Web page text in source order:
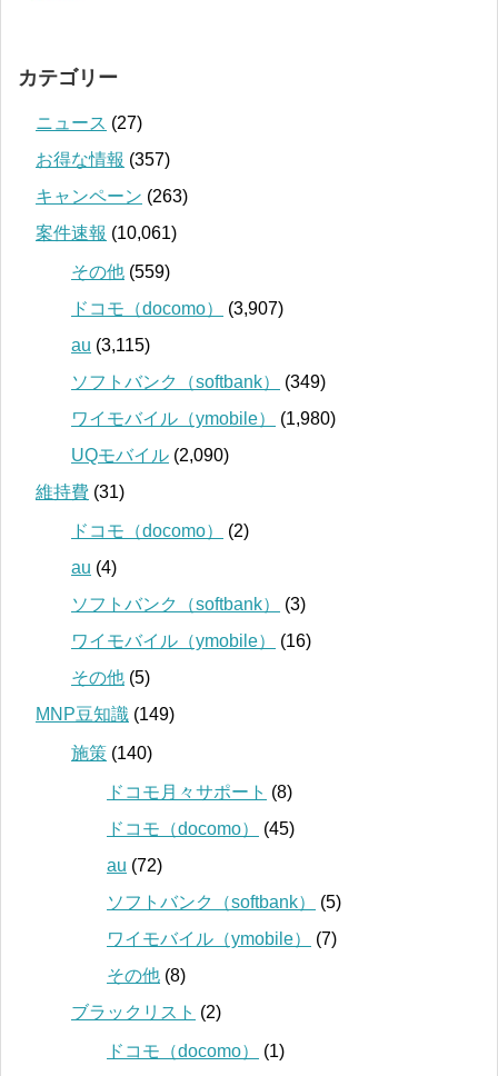
カテゴリー
ニュース (27)
お得な情報 (357)
キャンペーン (263)
案件速報 (10,061)
その他 (559)
ドコモ（docomo）
(3,907)
au (3,115)
ソフトバンク（softbank）
(349)
ワイモバイル（ymobile）
(1,980)
UQモバイル (2,090)
維持費 (31)
ドコモ（docomo）
(2)
au (4)
ソフトバンク（softbank）
(3)
ワイモバイル（ymobile）
(16)
その他 (5)
MNP豆知識 (149)
施策 (140)
ドコモ月々サポート (8)
ドコモ（docomo）
(45)
au (72)
ソフトバンク（softbank）
(5)
ワイモバイル（ymobile）
(7)
その他 (8)
ブラックリスト (2)
ドコモ（docomo）
(1)